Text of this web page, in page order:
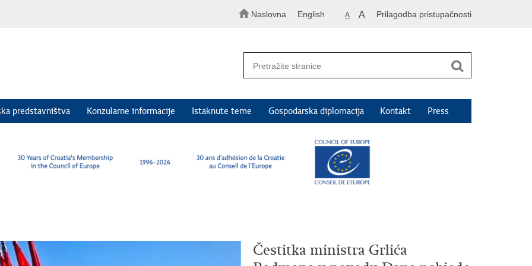
Naslovna English A A Prilagodba pristupačnosti
predstavništva Konzularne informacije Istaknute teme Gospodarska diplomacija Kontakt Press
Čestitka ministra Grlića